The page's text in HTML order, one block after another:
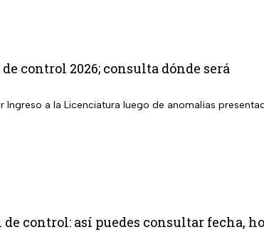
control 2026; consulta dónde será
a la Licenciatura luego de anomalías
control: así puedes consultar fecha,